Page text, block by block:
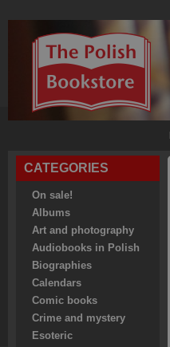
CATEGORIES
On sale!
Albums
Art and photography
Audiobooks in Polish
Biographies
Calendars
Comic books
Crime and mystery
Esoteric